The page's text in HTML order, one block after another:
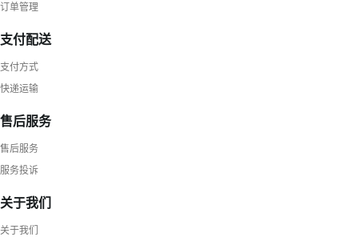
订单管理
支付配送
支付方式
快递运输
售后服务
售后服务
服务投诉
关于我们
关于我们